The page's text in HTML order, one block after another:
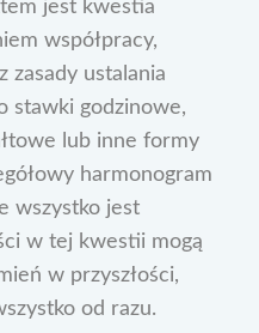
jest kwestia
współpracy,
zasady ustalania
stawki godzinowe,
lub inne formy
harmonogram
wszystko jest
w tej kwestii mogą
w przyszłości,
od razu.